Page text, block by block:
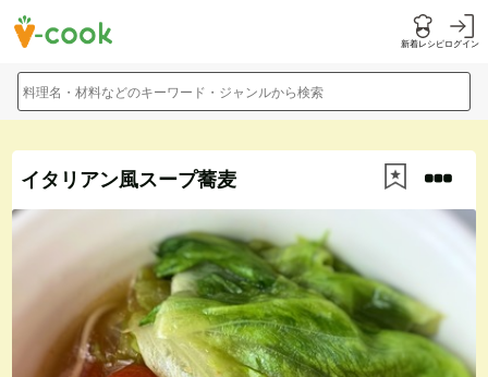
新着レシピログイン
料理名・材料などのキーワード・ジャンルから検索
イタリアン風スープ蕎麦